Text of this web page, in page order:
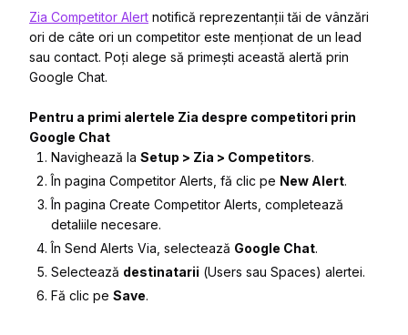
Zia Competitor Alert notifică reprezentanții tăi de vânzări
ori de câte ori un competitor este menționat de un lead
sau contact. Poți alege să primești această alertă prin
Google Chat.
Pentru a primi alertele Zia despre competitori prin
Google Chat
Navighează la Setup > Zia > Competitors.
În pagina Competitor Alerts , fă clic pe New Alert.
În pagina Create Competitor Alerts , completează
detaliile necesare.
În Send Alerts Via , selectează Google Chat.
Selectează destinatarii (Users sau Spaces) alertei.
Fă clic pe Save.